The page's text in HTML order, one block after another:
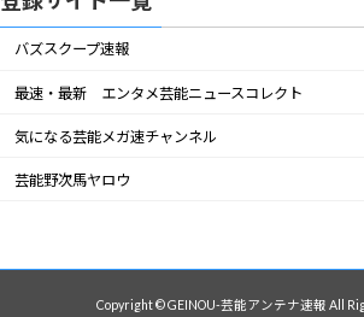
バズスクープ速報
最速・最新 エンタメ芸能ニュースコレクト
気になる芸能メガ速チャンネル
芸能野次馬ヤロウ
Copyright © GEINOU-芸能アンテナ速報 All